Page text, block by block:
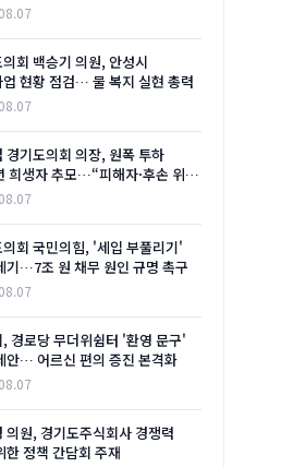
회 백승기 의원, 안성시
현황 점검… 물 복지 실현 총력
경기도의회 의장, 원폭 투하
희생자 추모…“피해자·후손 위한
지원 이어갈 것”
의회 국민의힘, '세입 부풀리기'
기…7조 원 채무 원인 규명 촉구
, 경로당 무더위쉼터 '환영 문구'
안… 어르신 편의 증진 본격화
의원, 경기도주식회사 경쟁력
한 정책 간담회 주재